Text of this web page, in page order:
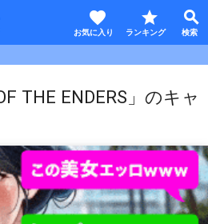
search
star
favorite
THE ENDERS」のキャ